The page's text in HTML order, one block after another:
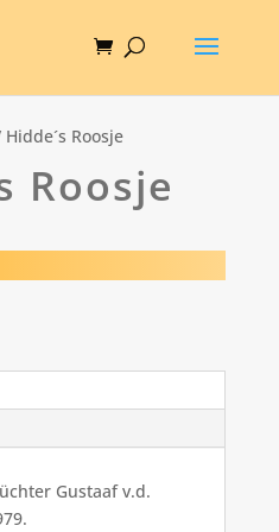
Hidde´s Roosje
Roosje
Gustaaf v.d.